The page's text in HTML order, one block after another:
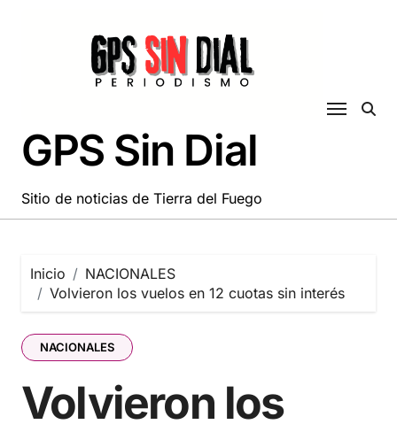
GPS Sin Dial
Sitio de noticias de Tierra del Fuego
Inicio
NACIONALES
Volvieron los vuelos en 12 cuotas sin interés
NACIONALES
Volvieron los